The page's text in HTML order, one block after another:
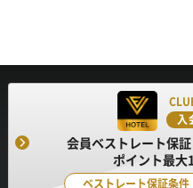
入
会員ベストレート保
ポイント最
ベストレート保証条